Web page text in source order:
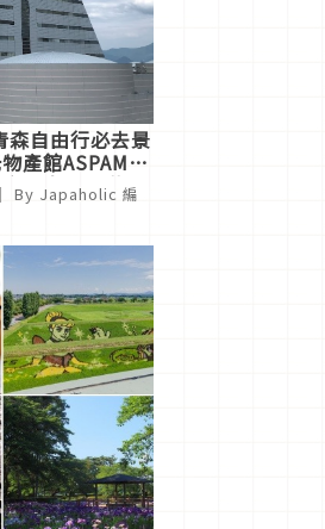
森自由行必去景
產館ASPAM」
一次大大滿
｜ By Japaholic 編